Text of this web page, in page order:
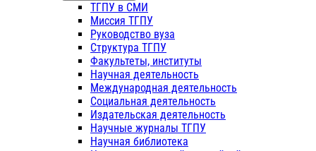
ТГПУ в СМИ
Миссия ТГПУ
Руководство вуза
Структура ТГПУ
Факультеты, институты
Научная деятельность
Международная деятельность
Социальная деятельность
Издательская деятельность
Научные журналы ТГПУ
Научная библиотека